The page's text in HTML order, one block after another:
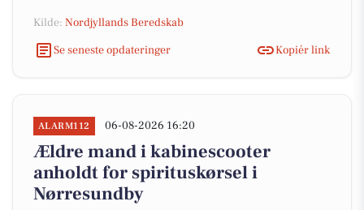
Kilde: Nordjyllands Beredskab
Se seneste opdateringer
Kopiér link
ALARM112 06-08-2026 16:20
Ældre mand i kabinescooter
anholdt for spirituskørsel i
Nørresundby